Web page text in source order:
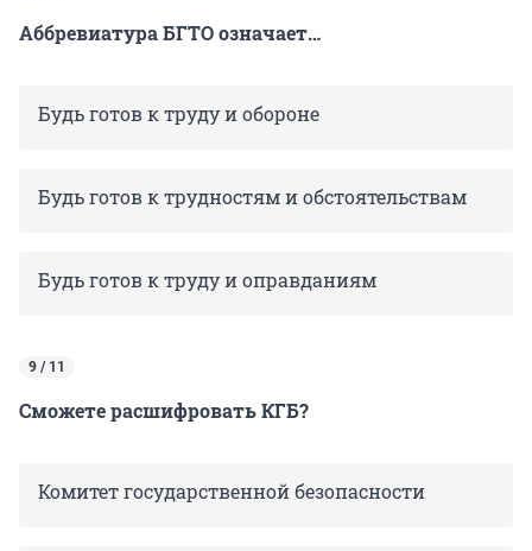
Аббревиатура БГТО означает…
Будь готов к труду и обороне
Будь готов к трудностям и обстоятельствам
Будь готов к труду и оправданиям
9 / 11
Сможете расшифровать КГБ?
Комитет государственной безопасности